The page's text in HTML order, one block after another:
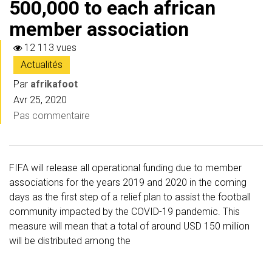
500,000 to each african
member association
12 113 vues
Actualités
Par afrikafoot
Avr 25, 2020
Pas commentaire
FIFA will release all operational funding due to member
associations for the years 2019 and 2020 in the coming
days as the first step of a relief plan to assist the football
community impacted by the COVID-19 pandemic. This
measure will mean that a total of around USD 150 million
will be distributed among the